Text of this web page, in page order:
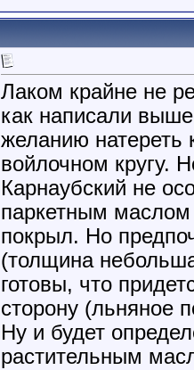
Лаком крайне не
как написали
желанию натереть
войлочном кругу.
Карнаубский не
паркетным маслом
покрыл. Но
(толщина
готовы, что
сторону (льняное
Ну и будет
растительным